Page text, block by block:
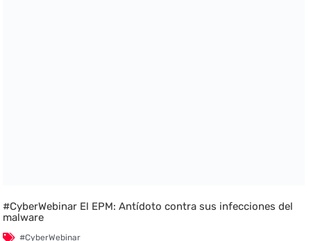
#CyberWebinar El EPM: Antídoto contra sus infecciones del
malware
#CyberWebinar